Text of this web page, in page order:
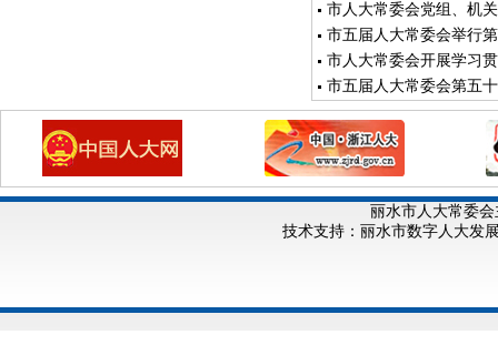
市人大常委会党组、机
市五届人大常委会举行
市人大常委会开展学习
市五届人大常委会第五
丽水市人大常委会
技术支持：丽水市数字人大发